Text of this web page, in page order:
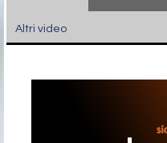
Altri video